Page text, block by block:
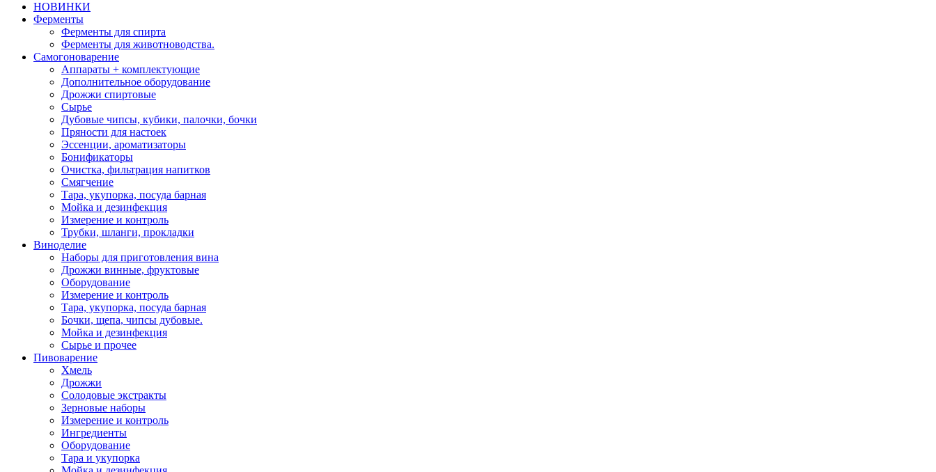
НОВИНКИ
Ферменты
Ферменты для спирта
Ферменты для животноводства.
Самогоноварение
Аппараты + комплектующие
Дополнительное оборудование
Дрожжи спиртовые
Сырье
Дубовые чипсы, кубики, палочки, бочки
Пряности для настоек
Эссенции, ароматизаторы
Бонификаторы
Очистка, фильтрация напитков
Смягчение
Тара, укупорка, посуда барная
Мойка и дезинфекция
Измерение и контроль
Трубки, шланги, прокладки
Виноделие
Наборы для приготовления вина
Дрожжи винные, фруктовые
Оборудование
Измерение и контроль
Тара, укупорка, посуда барная
Бочки, щепа, чипсы дубовые.
Мойка и дезинфекция
Сырье и прочее
Пивоварение
Хмель
Дрожжи
Солодовые экстракты
Зерновые наборы
Измерение и контроль
Ингредиенты
Оборудование
Тара и укупорка